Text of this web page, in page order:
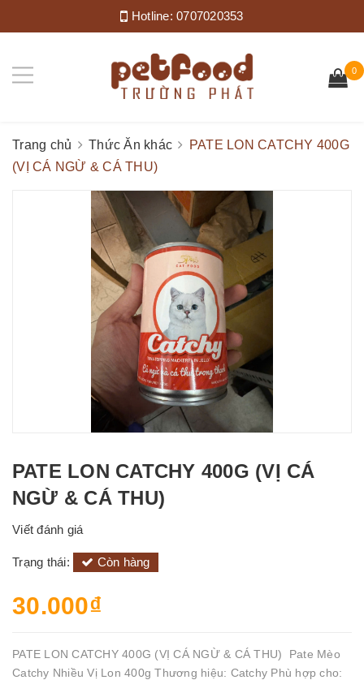
Hotline:0707020353
0
Trang chủ Thức Ăn khác
PATE LON CATCHY 400G
(VỊ CÁ NGỪ & CÁ THU)
PATE LON CATCHY 400G (VỊ CÁ
NGỪ & CÁ THU)
Viết đánh giá
Trạng thái: Còn hàng
30.000₫
PATE LON CATCHY 400G (VỊ CÁ NGỪ & CÁ THU) Pate Mèo
Catchy Nhiều Vị Lon 400g Thương hiệu: Catchy Phù hợp cho: